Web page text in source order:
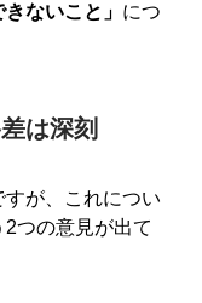
ないこと」 につ
は深刻
が、これについ
2つの意見が出て